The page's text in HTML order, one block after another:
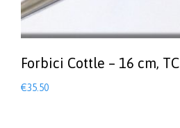
Forbici Cottle – 16 cm, TC
€35.50